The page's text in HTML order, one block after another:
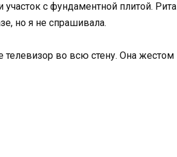
с фундаментной плитой. Рита
но я не спрашивала.
телевизор во всю стену. Она жестом